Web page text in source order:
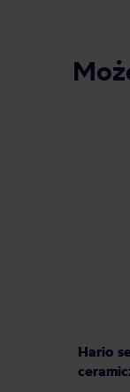
Hario